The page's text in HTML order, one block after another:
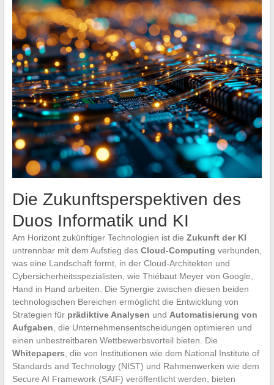
Die Zukunftsperspektiven des
Duos Informatik und KI
Am Horizont zukünftiger Technologien ist die Zukunft der KI
untrennbar mit dem Aufstieg des Cloud-Computing verbunden,
was eine Landschaft formt, in der Cloud-Architekten und
Cybersicherheitsspezialisten, wie Thiébaut Meyer von Google,
Hand in Hand arbeiten. Die Synergie zwischen diesen beiden
technologischen Bereichen ermöglicht die Entwicklung von
Strategien für prädiktive Analysen und Automatisierung von
Aufgaben , die Unternehmensentscheidungen optimieren und
einen unbestreitbaren Wettbewerbsvorteil bieten. Die
Whitepapers , die von Institutionen wie dem National Institute of
Standards and Technology (NIST) und Rahmenwerken wie dem
Secure AI Framework (SAIF) veröffentlicht werden, bieten